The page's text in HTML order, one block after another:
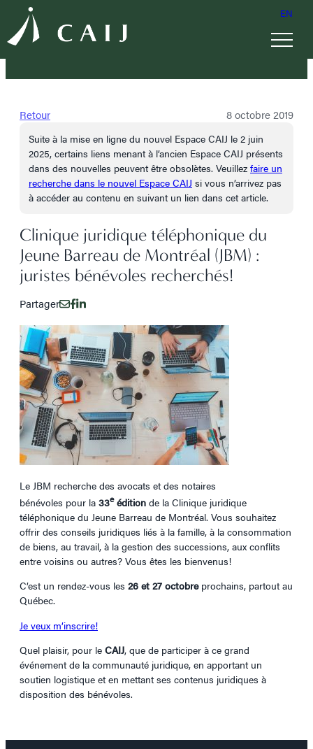
EN
Retour 8 octobre 2019
Suite à la mise en ligne du nouvel Espace CAIJ le 2 juin
2025, certains liens menant à l’ancien Espace CAIJ présents
dans des nouvelles peuvent être obsolètes. Veuillez faire un
recherche dans le nouvel Espace CAIJ si vous n’arrivez pas
à accéder au contenu en suivant un lien dans cet article.
Clinique juridique téléphonique du
Jeune Barreau de Montréal (JBM) :
juristes bénévoles recherchés!
Partager
Le JBM recherche des avocats et des notaires
bénévoles pour la 33eédition de la Clinique juridique
téléphonique du Jeune Barreau de Montréal. Vous souhaitez
offrir des conseils juridiques liés à la famille, à la consommation
de biens, au travail, à la gestion des successions, aux conflits
entre voisins ou autres? Vous êtes les bienvenus!
C’est un rendez-vous les 26 et 27 octobreprochains, partout au
Québec.
Je veux m’inscrire!
Quel plaisir, pour le CAIJ, que de participer à ce grand
événement de la communauté juridique, en apportant un
soutien logistique et en mettant ses contenus juridiques à
disposition des bénévoles.